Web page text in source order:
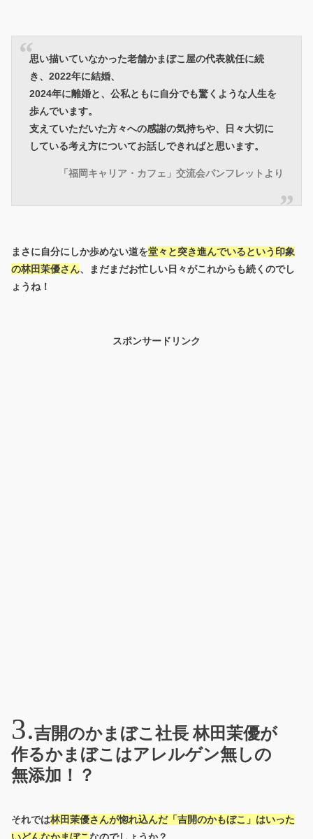
思い描いていなかった老舗かまぼこ屋の代表就任に続
き、2022年に結婚、
2024年に離婚と、公私ともに自分でも驚くような人生を
歩んでいます。
支えていただいた方々への感謝の気持ちや、日々大切に
している考え方についてお話しできればと思います。
「福岡キャリア・カフェ」交流会パンフレットより
まさに自分にしか歩めない道を堂々と突き進んでいるという印象
の林田茉優さん、まだまだお忙しい日々がこれからも続くのでし
ょうね！
スポンサードリンク
吉開のかまぼこ社長 林田茉優が
作るかまぼこはアレルゲン無しの
無添加！？
それでは林田茉優さんが惚れ込んだ「吉開のかもぼこ」はいった
いどんなかまぼこなのでしょうか？